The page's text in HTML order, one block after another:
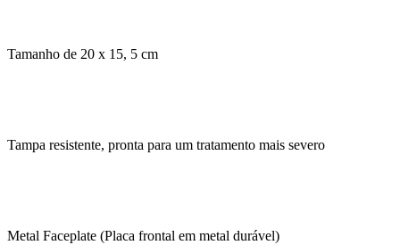
Tamanho de 20 x 15, 5 cm
Tampa resistente, pronta para um tratamento mais severo
Metal Faceplate (Placa frontal em metal durável)